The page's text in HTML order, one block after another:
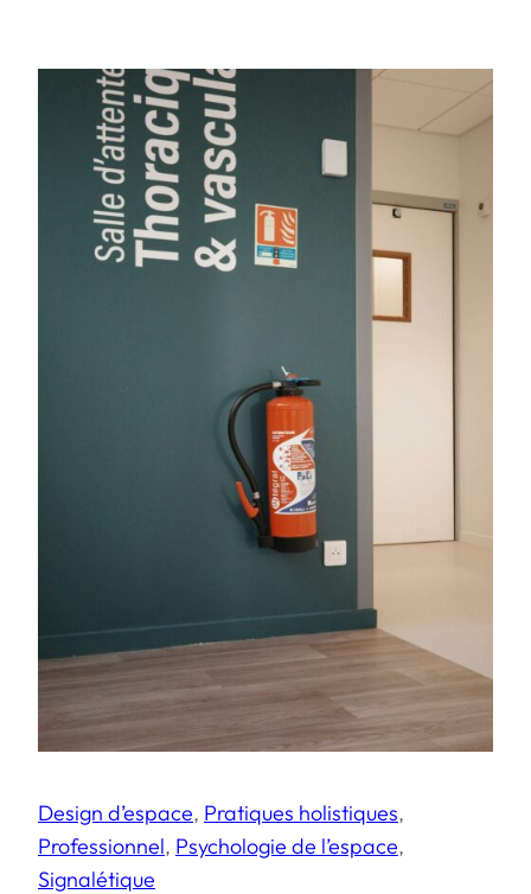
Design d’espace, Pratiques holistiques
Professionnel, Psychologie de l’espace
Signalétique